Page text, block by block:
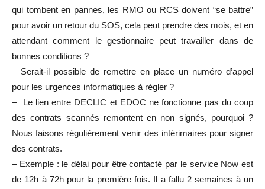
qui tombent en pannes, les RMO ou RCS doivent “se battre”
pour avoir un retour du SOS, cela peut prendre des mois, et en
attendant comment le gestionnaire peut travailler dans de
bonnes conditions ?
– Serait-il possible de remettre en place un numéro d’appel
pour les urgences informatiques à régler ?
– Le lien entre DECLIC et EDOC ne fonctionne pas du coup
des contrats scannés remontent en non signés, pourquoi ?
Nous faisons régulièrement venir des intérimaires pour signer
des contrats.
– Exemple : le délai pour être contacté par le service Now est
de 12h à 72h pour la première fois. Il a fallu 2 semaines à un